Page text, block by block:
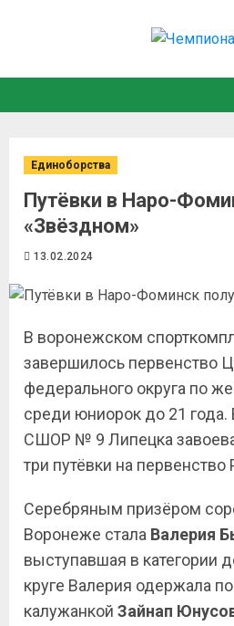
Единоборства
Путёвки в Наро-
«Звёздном»
13.02.2024
В воронежском
завершилось первенство
федерального округа по
среди юниорок до 21 года.
СШОР № 9 Липецка
три путёвки на первенство
Серебряным призёром
Воронеже стала Валерия
выступавшая в категории
круге Валерия одержала
калужанкой Зайнап